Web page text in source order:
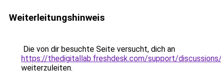
Weiterleitungshinweis
Die von dir besuchte Seite versucht, dich an
https://thedigitallab.freshdesk.com/support/
weiterzuleiten.